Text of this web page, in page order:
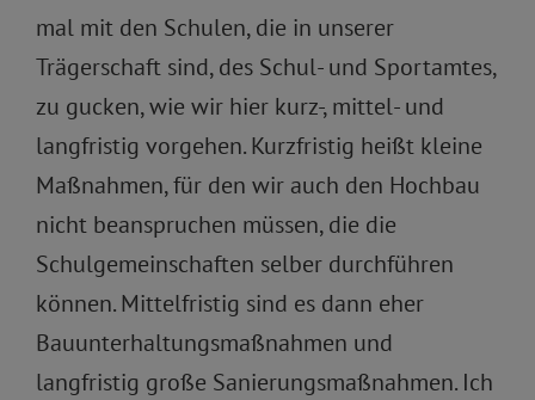
mal mit den Schulen, die in unserer
Trägerschaft sind, des Schul- und Sportamtes,
zu gucken, wie wir hier kurz-, mittel- und
langfristig vorgehen. Kurzfristig heißt kleine
Maßnahmen, für den wir auch den Hochbau
nicht beanspruchen müssen, die die
Schulgemeinschaften selber durchführen
können. Mittelfristig sind es dann eher
Bauunterhaltungsmaßnahmen und
langfristig große Sanierungsmaßnahmen. Ich